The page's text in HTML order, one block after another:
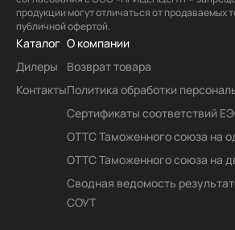
продукции могут отличаться от продаваемых
публичной офертой.
Каталог
Дилеры
Контакты
О компании
Возврат товара
Политика обработки
Сертификаты соответствий
ОТТС Таможенного союза на
ОТТС Таможенного союза на
Сводная ведомость
СОУТ